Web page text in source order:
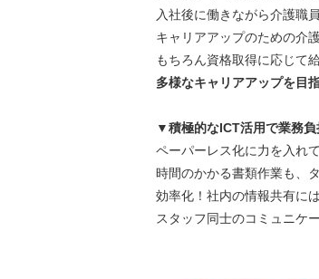
入社後に働きながら介護職
キャリアアップのための介
もちろん資格取得に応じて
多様なキャリアアップを目
▼積極的なICT活用で業務
ペーパーレス化に力を入れ
時間のかかる書類作業も、
効率化！社内の情報共有に
スタッフ同士のコミュニケ